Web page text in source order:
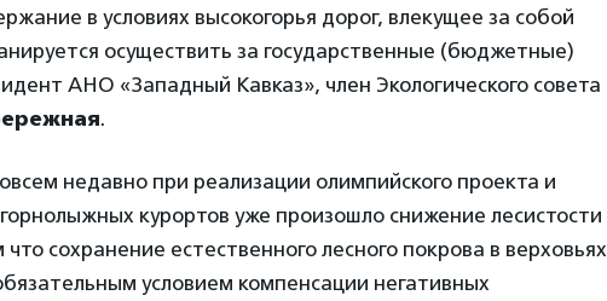
в условиях высокогорья дорог, влекущее за собой
осуществить за государственные (бюджетные)
АНО «Западный Кавказ», член Экологического совета
.
недавно при реализации олимпийского проекта и
курортов уже произошло снижение лесистости
сохранение естественного лесного покрова в верховьях
условием компенсации негативных